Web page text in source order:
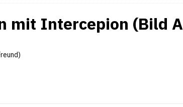
mit Intercepion (Bild